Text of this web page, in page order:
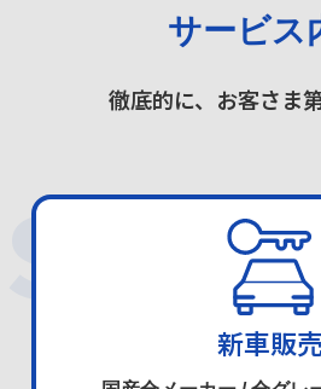
サービス
徹底的に、お客さま
新車販